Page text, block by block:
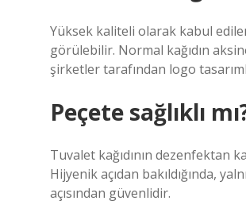
Yüksek kaliteli olarak kabul edilen
görülebilir. Normal kağıdın
şirketler tarafından logo
Peçete sağlıklı
Tuvalet kağıdının dezenfektan
Hijyenik açıdan bakıldığında,
açısından güvenlidir.